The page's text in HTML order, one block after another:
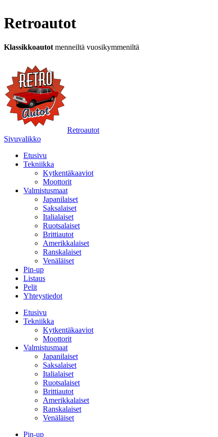
Retroautot
Klassikkoautot menneiltä vuosikymmeniltä
Retroautot
Sivuvalikko
Etusivu
Tekniikka
Kytkentäkaaviot
Moottorit
Valmistusmaat
Japanilaiset
Saksalaiset
Italialaiset
Ruotsalaiset
Brittiautot
Amerikkalaiset
Ranskalaiset
Venäläiset
Pin-up
Listaus
Pelit
Yhteystiedot
Etusivu
Tekniikka
Kytkentäkaaviot
Moottorit
Valmistusmaat
Japanilaiset
Saksalaiset
Italialaiset
Ruotsalaiset
Brittiautot
Amerikkalaiset
Ranskalaiset
Venäläiset
Pin-up